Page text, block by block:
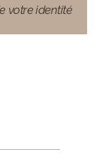
votre identité